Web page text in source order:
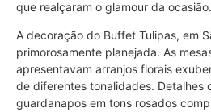
que realçaram o glamour da ocasião.
A decoração do Buffet Tulipas, em
primorosamente planejada. As
apresentavam arranjos florais
de diferentes tonalidades. Detalhes
guardanapos em tons rosados